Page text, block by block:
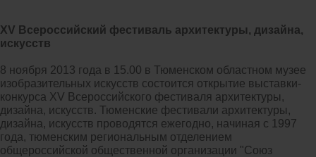
XV Всероссийский фестиваль архитектуры, дизайна,
искусств
8 ноября 2013 года в 15.00 в Тюменском областном музее
изобразительных искусств состоится открытие выставки-
конкурса XV Всероссийского фестиваля архитектуры,
дизайна, искусств. Тюменские фестивали архитектуры,
дизайна, искусств проводятся ежегодно, начиная с 1997
года, тюменским региональным отделением
общероссийской общественной организации "Союз